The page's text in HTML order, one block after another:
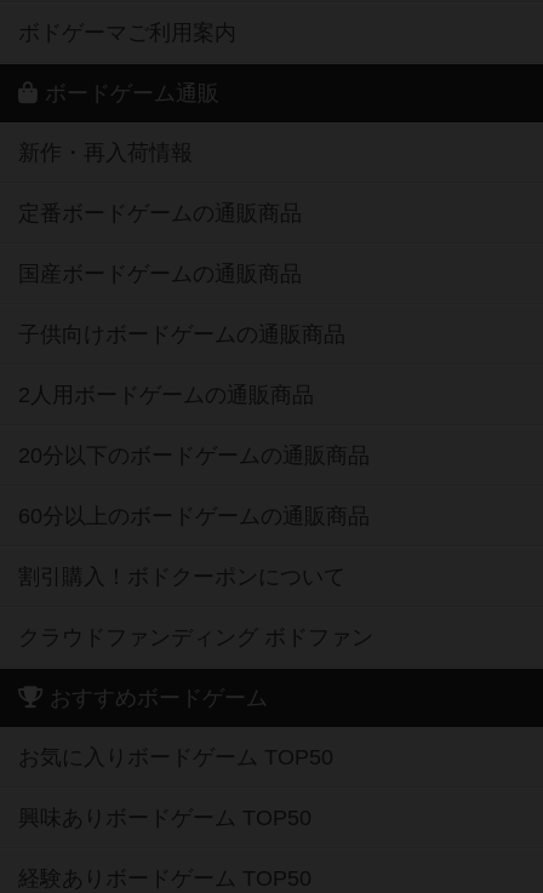
ボドゲーマご利用案内
ボードゲーム通販
新作・再入荷情報
定番ボードゲームの通販商品
国産ボードゲームの通販商品
子供向けボードゲームの通販商品
2人用ボードゲームの通販商品
20分以下のボードゲームの通販商品
60分以上のボードゲームの通販商品
割引購入！ボドクーポンについて
クラウドファンディング ボドファン
おすすめボードゲーム
お気に入りボードゲーム TOP50
興味ありボードゲーム TOP50
経験ありボードゲーム TOP50